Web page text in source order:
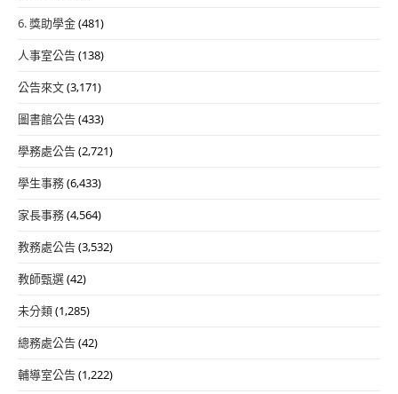
6. 獎助學金(481)
人事室公告(138)
公告來文(3,171)
圖書館公告(433)
學務處公告(2,721)
學生事務(6,433)
家長事務(4,564)
教務處公告(3,532)
教師甄選(42)
未分類(1,285)
總務處公告(42)
輔導室公告(1,222)